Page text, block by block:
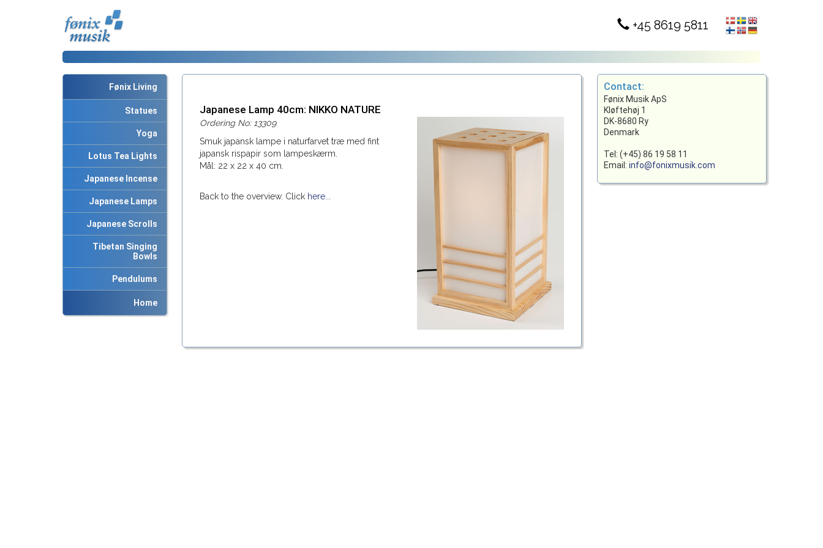
+45 8619 5811
Fønix Living
Statues
Yoga
Lotus Tea Lights
Japanese Incense
Japanese Lamps
Japanese Scrolls
Tibetan Singing
Bowls
Pendulums
Home
Japanese Lamp 40cm: NIKKO NATURE
Ordering No: 13309
Smuk japansk lampe i naturfarvet træ med fint
japansk rispapir som lampeskærm.
Mål: 22 x 22 x 40 cm.
Back to the overview. Click here...
Contact:
Fønix Musik ApS
Kløftehøj 1
DK-8680 Ry
Denmark
Tel: (+45) 86 19 58 11
Email:info@fonixmusik.com